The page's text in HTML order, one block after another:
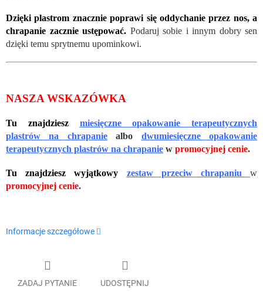
Dzięki plastrom znacznie poprawi się oddychanie przez nos, a
chrapanie zacznie ustępować. Podaruj sobie i innym dobry sen
dzięki temu sprytnemu upominkowi.
NASZA WSKAZÓWKA
Tu znajdziesz
miesięczne opakowanie terapeutycznych
plastrów na chrapaniealbo dwumiesięczne opakowanie
terapeutycznych plastrów na chrapanie w promocyjnej cenie.
Tu znajdziesz wyjątkowy zestaw przeciw chrapaniu
w
promocyjnej cenie.
Informacje szczegółowe
ZADAJ PYTANIE UDOSTĘPNIJ